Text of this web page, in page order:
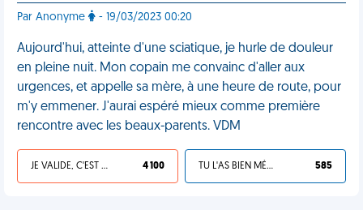
Par Anonyme - 19/03/2023 00:20
Aujourd'hui, atteinte d'une sciatique, je hurle de douleur
en pleine nuit. Mon copain me convainc d'aller aux
urgences, et appelle sa mère, à une heure de route, pour
m'y emmener. J'aurai espéré mieux comme première
rencontre avec les beaux-parents. VDM
JE VALIDE, C'EST UNE VDM 4 100 TU L'AS BIEN MÉRITÉ 585